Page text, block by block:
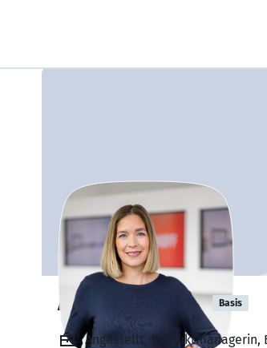
Alina Reinhold Basis
Angestellt, Produktmanagerin,